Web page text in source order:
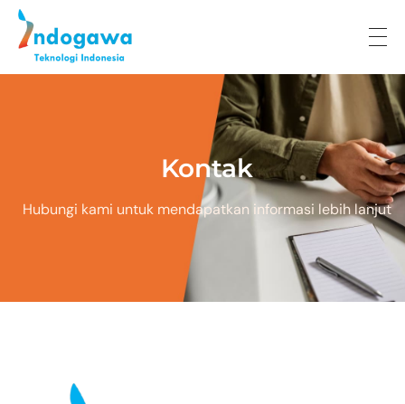
Indogawa Teknologi Indonesia
Kontak
Hubungi kami untuk mendapatkan informasi lebih lanjut